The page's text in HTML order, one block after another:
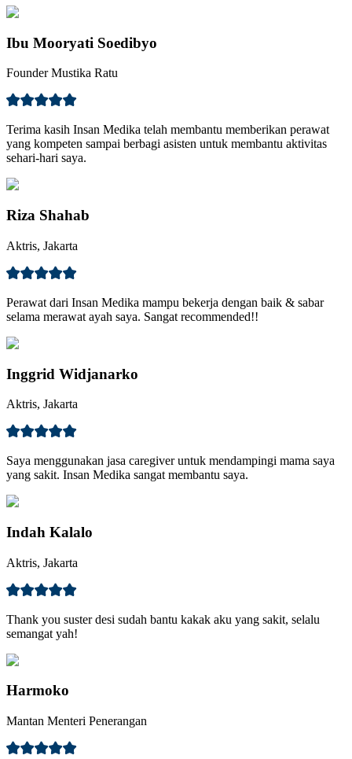
Ibu Mooryati Soedibyo
Founder Mustika Ratu
Terima kasih Insan Medika telah membantu memberikan perawat
yang kompeten sampai berbagi asisten untuk membantu aktivitas
sehari-hari saya.
Riza Shahab
Aktris, Jakarta
Perawat dari Insan Medika mampu bekerja dengan baik & sabar
selama merawat ayah saya. Sangat recommended!!
Inggrid Widjanarko
Aktris, Jakarta
Saya menggunakan jasa caregiver untuk mendampingi mama saya
yang sakit. Insan Medika sangat membantu saya.
Indah Kalalo
Aktris, Jakarta
Thank you suster desi sudah bantu kakak aku yang sakit, selalu
semangat yah!
Harmoko
Mantan Menteri Penerangan